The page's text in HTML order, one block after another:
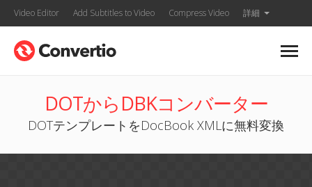
Video Editor Add Subtitles to Video Compress Video 詳細
DOTからDBKコンバーター
DOTテンプレートをDocBook XMLに無料変換